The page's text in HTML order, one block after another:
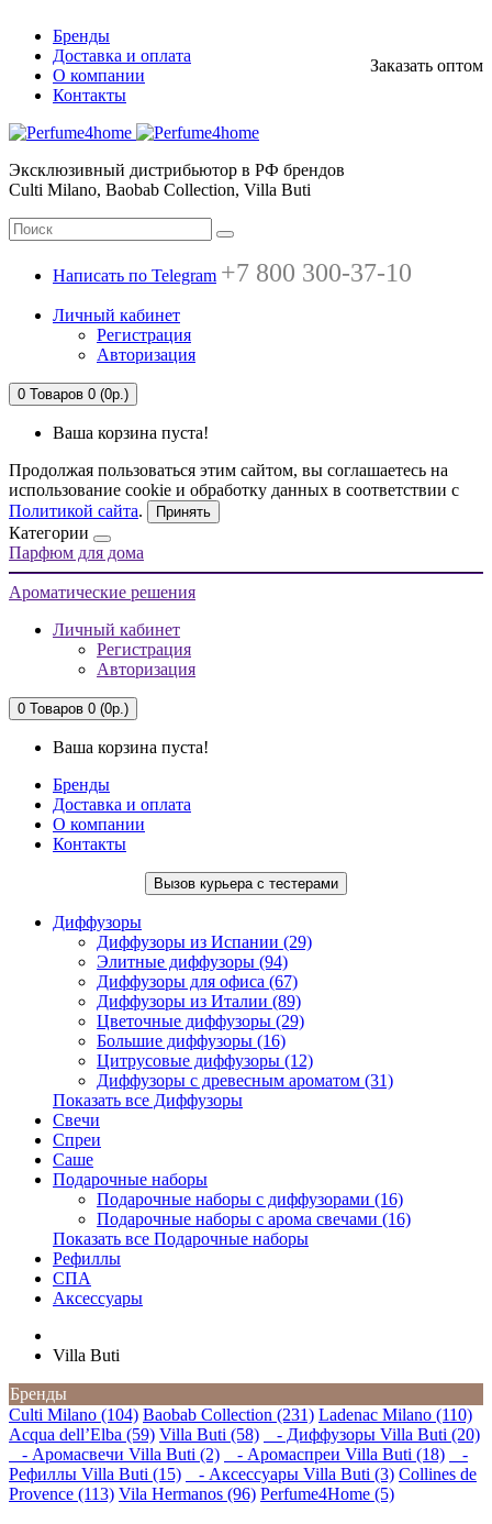
Бренды
Доставка и оплата
О компании
Контакты
Заказать оптом
Эксклюзивный дистрибьютор в РФ брендов
Culti Milano, Baobab Collection, Villa Buti
Написать по Telegram +7 800 300-37-10
Личный кабинет
Регистрация
Авторизация
0 Товаров 0 (0р.)
Ваша корзина пуста!
Продолжая пользоваться этим сайтом, вы соглашаетесь на
использование cookie и обработку данных в соответствии с
Политикой сайта. Принять
Категории
Парфюм для дома
Ароматические решения
Личный кабинет
Регистрация
Авторизация
0 Товаров 0 (0р.)
Ваша корзина пуста!
Бренды
Доставка и оплата
О компании
Контакты
Вызов курьера с тестерами
Диффузоры
Диффузоры из Испании (29)
Элитные диффузоры (94)
Диффузоры для офиса (67)
Диффузоры из Италии (89)
Цветочные диффузоры (29)
Большие диффузоры (16)
Цитрусовые диффузоры (12)
Диффузоры с древесным ароматом (31)
Показать все Диффузоры
Свечи
Спреи
Саше
Подарочные наборы
Подарочные наборы с диффузорами (16)
Подарочные наборы с арома свечами (16)
Показать все Подарочные наборы
Рефиллы
СПА
Аксессуары
Villa Buti
Бренды
Culti Milano (104) Baobab Collection (231) Ladenac Milano (110)
Acqua dell’Elba (59) Villa Buti (58)
- Диффузоры Villa Buti (20)
- Аромасвечи Villa Buti (2)
- Аромаспреи Villa Buti (18)
-
Рефиллы Villa Buti (15)
- Аксессуары Villa Buti (3) Collines de
Provence (113) Vila Hermanos (96) Perfume4Home (5)